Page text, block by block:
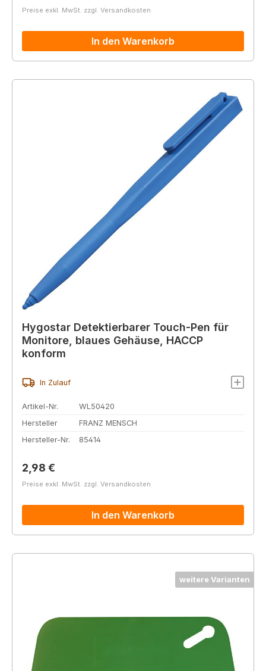
Preise exkl. MwSt. zzgl. Versandkosten
In den Warenkorb
Hygostar Detektierbarer Touch-Pen für
Monitore, blaues Gehäuse, HACCP
konform
In Zulauf
Artikel-Nr.
WL50420
Hersteller
FRANZ MENSCH
Hersteller-Nr.
85414
Regulärer Preis:
2,98 €
Preise exkl. MwSt. zzgl. Versandkosten
In den Warenkorb
weitere Varianten